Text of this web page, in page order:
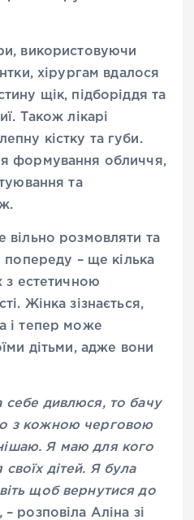
використовуючи
хірургам вдалося
щік, підборіддя та
Також лікарі
кістку та губи.
формування обличчя,
та
вільно розмовляти та
попереду – ще кілька
з естетичною
Жінка зізнається,
і тепер може
дітьми, адже вони
себе дивлюся, то бачу
з кожною черговою
Я маю для кого
дітей. Я була
щоб вернутися до
– розповіла Аліна зі